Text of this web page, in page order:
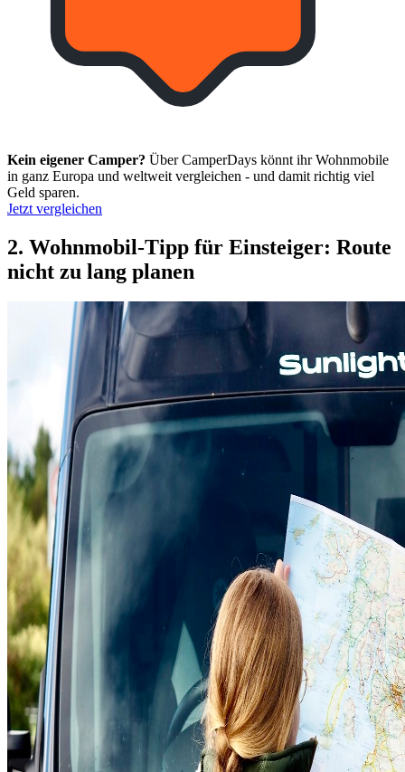
Kein eigener Camper? Über CamperDays könnt ihr Wohnmobile
in ganz Europa und weltweit vergleichen - und damit richtig viel
Geld sparen.
Jetzt vergleichen
2. Wohnmobil-Tipp für Einsteiger: Route
nicht zu lang planen